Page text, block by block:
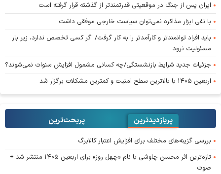
ایران پس از جنگ در موقعیتی قدرتمندتر از گذشته قرار گرفته است
با نفی ابزار مذاکره نمی‌توان سیاست خارجی موفقی داشت
باید افراد توانمندتر و کارآمدتر را به کار گرفت/ اگر کسی تخصص ندارد، زیر بار
مسئولیت نرود
جزئیات جدید شرایط بازنشستگی/چه کسانی مشمول افزایش سنوات نمی‌شوند؟
اربعین ۱۴۰۵ با بالاترین سطح امنیت و کمترین مشکلات برگزار شد
پربازدیدترین پربحث‌ترین‌
بررسی گزینه‌های مختلف برای افزایش اعتبار کالابرگ
تازه‌ترین اثر محسن چاوشی با نام «چهل روز» برای اربعین ۱۴۰۵ منتشر شد +
صوت